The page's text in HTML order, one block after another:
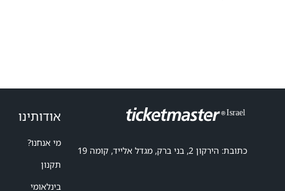
כתובת: הירקון 2, בני ברק, מגדל אלייד, קומה 19
אודותינו
מי אנחנו?
תקנון
בינלאומי